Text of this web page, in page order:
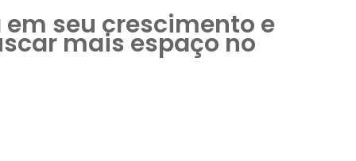
seu crescimento e
mais espaço no